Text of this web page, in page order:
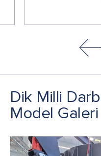
Dik Milli
Model Galeri